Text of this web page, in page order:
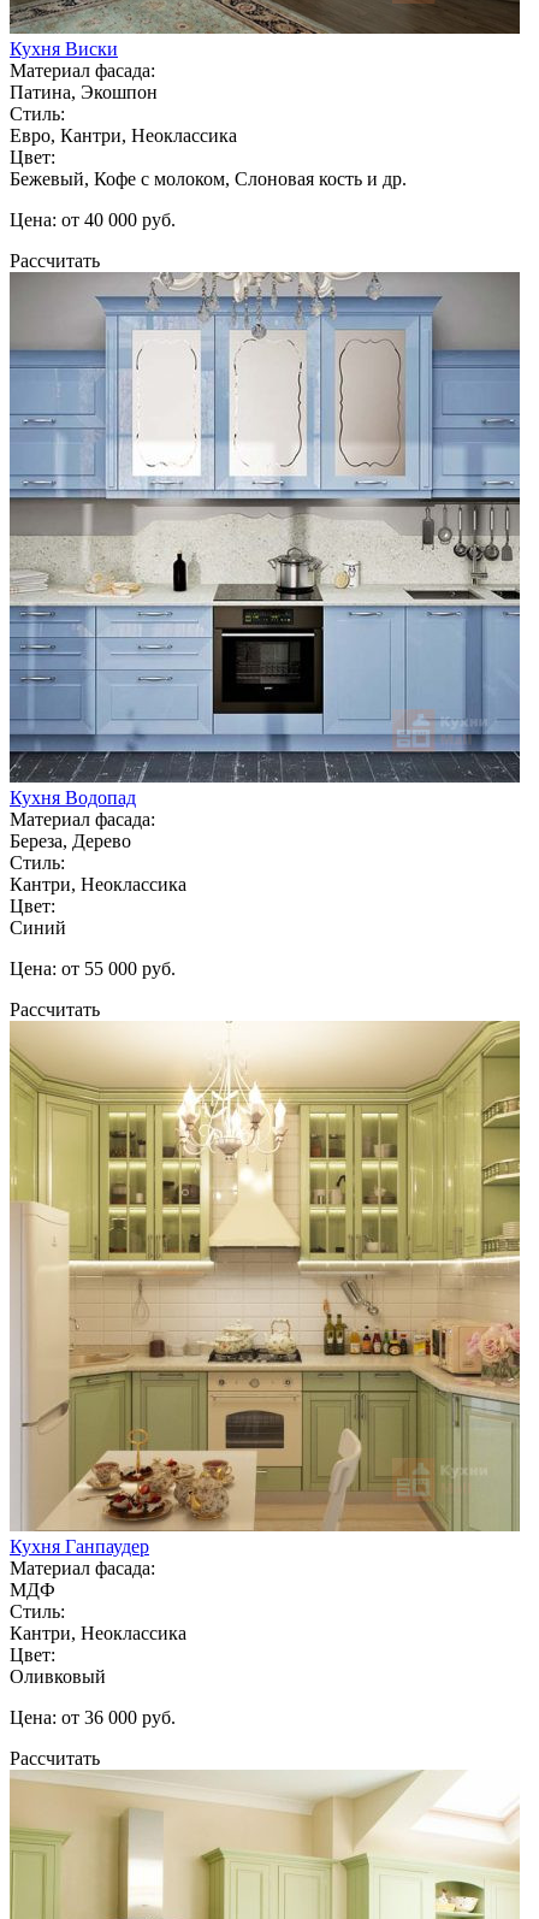
Кухня Виски
Материал фасада:
Патина, Экошпон
Стиль:
Евро, Кантри, Неоклассика
Цвет:
Бежевый, Кофе с молоком, Слоновая кость и др.
Цена: от 40 000 руб.
Рассчитать
Кухня Водопад
Материал фасада:
Береза, Дерево
Стиль:
Кантри, Неоклассика
Цвет:
Синий
Цена: от 55 000 руб.
Рассчитать
Кухня Ганпаудер
Материал фасада:
МДФ
Стиль:
Кантри, Неоклассика
Цвет:
Оливковый
Цена: от 36 000 руб.
Рассчитать